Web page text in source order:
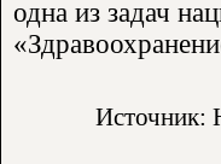
одна из задач
Источник: